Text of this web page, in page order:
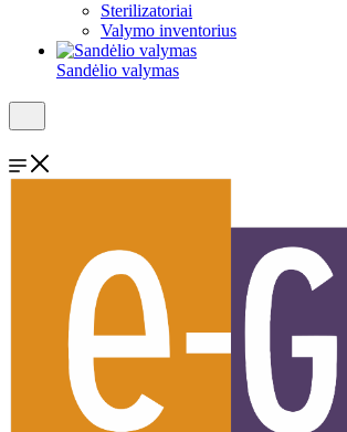
Sterilizatoriai
Valymo inventorius
Sandėlio valymas